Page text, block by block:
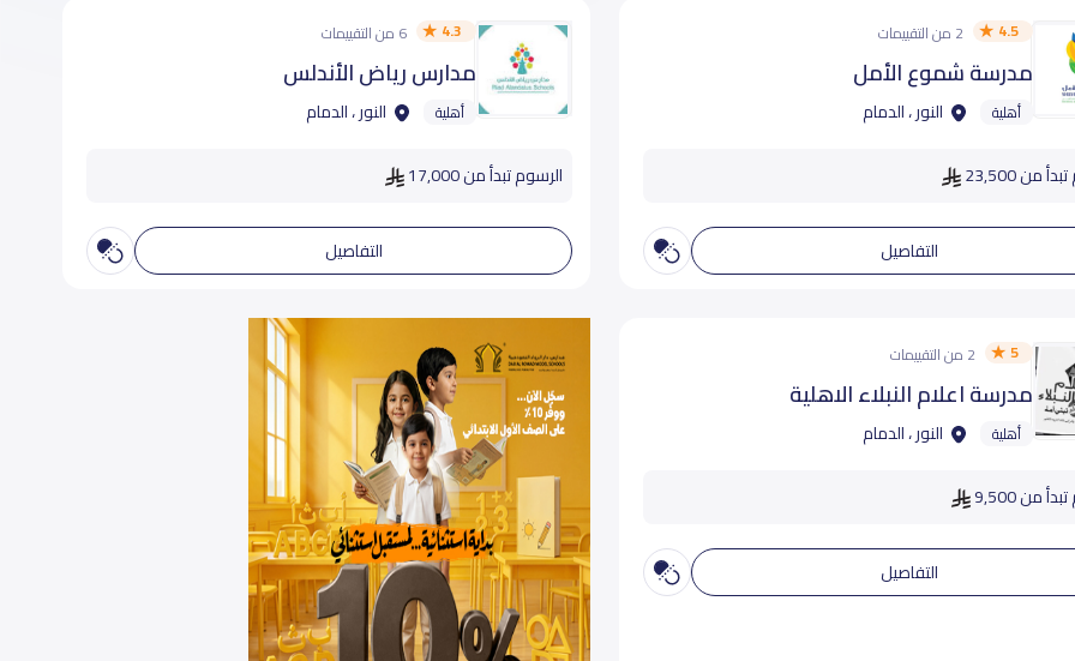
4.5 2 من التقييمات
مدرسة شموع الأمل
أهلية النور ، الدمام
من 23,500
التفاصيل
4.3 6 من التقييمات
مدارس رياض الأندلس
أهلية النور ، الدمام
الرسوم تبدأ من 17,000
التفاصيل
5 2 من التقييمات
مدرسة اعلام النبلاء الاهلية
أهلية النور ، الدمام
من 9,500
التفاصيل